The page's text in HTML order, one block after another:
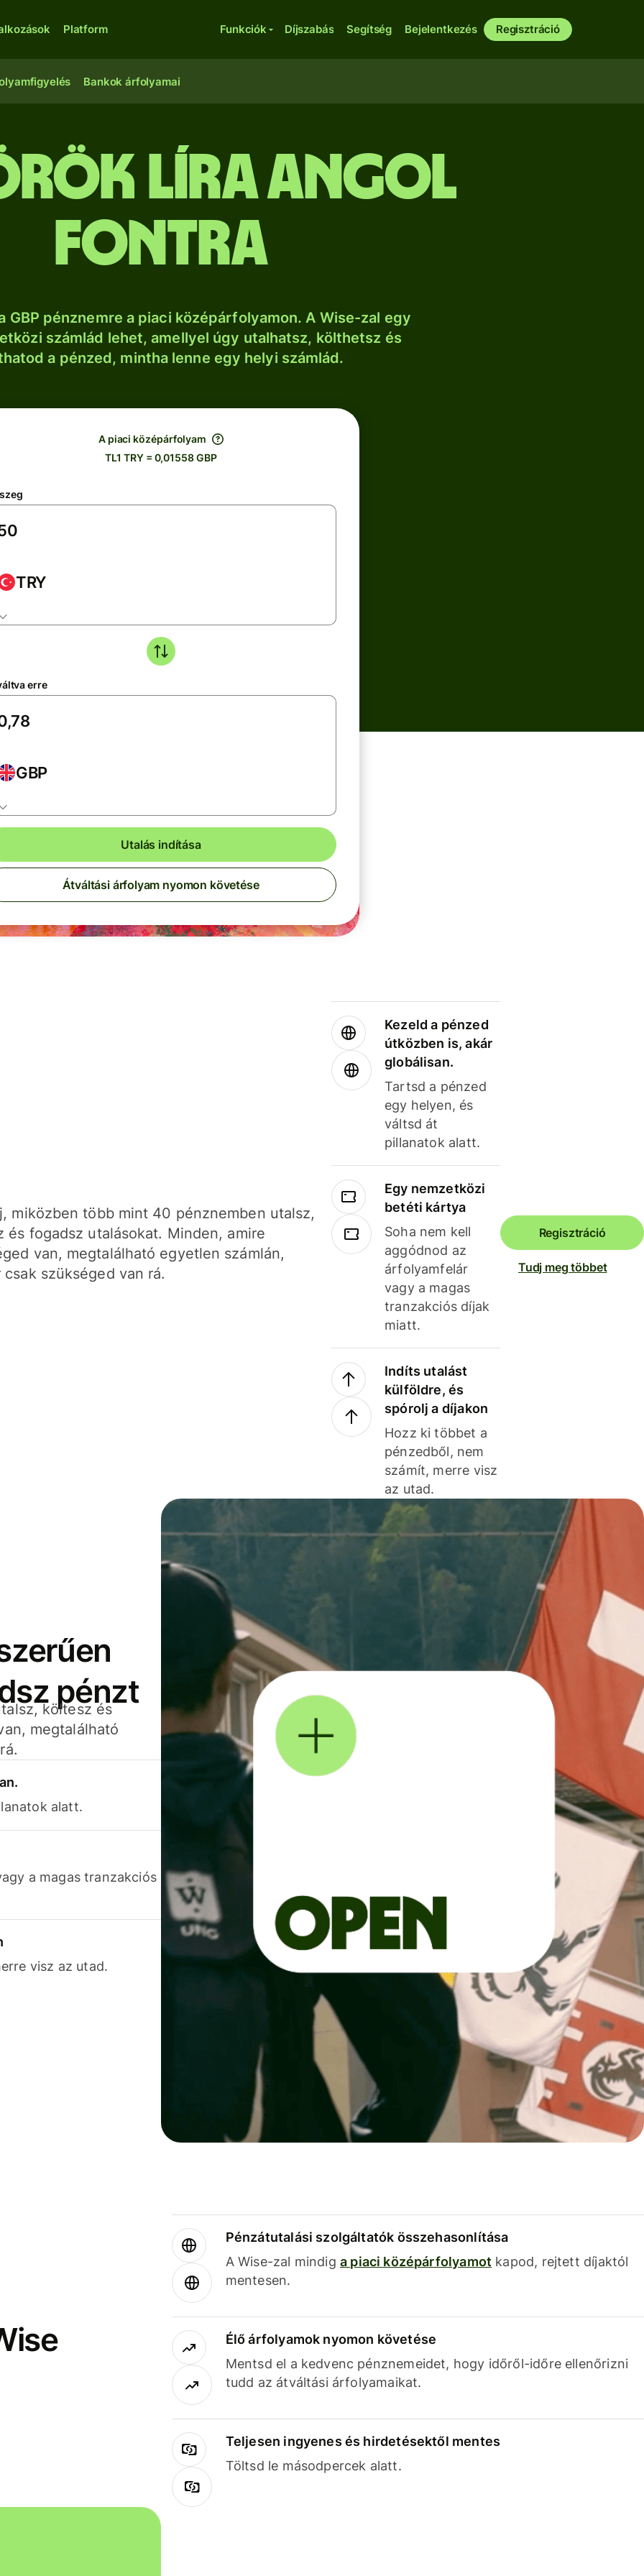
Platform Funkciók Díjszabás Segítség Bejelentkezés Regisztráció
Bankok árfolyamai
líra angol
fontra
GBP pénznemre a piaci középárfolyamon. A Wise-zal egy
számlád lehet, amellyel úgy utalhatsz, költhetsz és
a pénzed, mintha lenne egy helyi számlád.
A piaci középárfolyam
TL1 TRY = 0,01558 GBP
TRY
erre
GBP
Utalás indítása
Átváltási árfolyam nyomon követése
miközben több mint 40 pénznemben utalsz,
és fogadsz utalásokat. Minden, amire
van, megtalálható egyetlen számlán,
csak szükséged van rá.
Kezeld a pénzed
útközben is, akár
globálisan.
Tartsd a pénzed
egy helyen, és
váltsd át
pillanatok alatt.
Egy nemzetközi
betéti kártya
Soha nem kell
aggódnod az
árfolyamfelár
vagy a magas
tranzakciós díjak
miatt.
Indíts utalást
külföldre, és
spórolj a díjakon
Hozz ki többet a
pénzedből, nem
számít, merre visz
az utad.
Regisztráció
Tudj meg többet
pénzt
költesz és
megtalálható
alatt.
a magas tranzakciós
visz az utad.
Pénzátutalási szolgáltatók összehasonlítása
A Wise-zal mindig a piaci középárfolyamot kapod, rejtett díjaktól
mentesen.
Élő árfolyamok nyomon követése
Mentsd el a kedvenc pénznemeidet, hogy időről-időre ellenőrizni
tudd az átváltási árfolyamaikat.
Teljesen ingyenes és hirdetésektől mentes
Töltsd le másodpercek alatt.